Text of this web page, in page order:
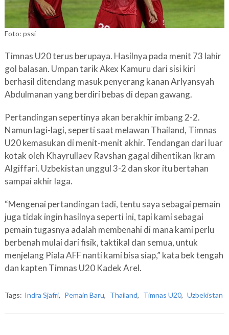
Foto: pssi
Timnas U20 terus berupaya. Hasilnya pada menit 73 lahir
gol balasan. Umpan tarik Akex Kamuru dari sisi kiri
berhasil ditendang masuk penyerang kanan Arlyansyah
Abdulmanan yang berdiri bebas di depan gawang.
Pertandingan sepertinya akan berakhir imbang 2-2.
Namun lagi-lagi, seperti saat melawan Thailand, Timnas
U20 kemasukan di menit-menit akhir. Tendangan dari luar
kotak oleh Khayrullaev Ravshan gagal dihentikan Ikram
Algiffari. Uzbekistan unggul 3-2 dan skor itu bertahan
sampai akhir laga.
“Mengenai pertandingan tadi, tentu saya sebagai pemain
juga tidak ingin hasilnya seperti ini, tapi kami sebagai
pemain tugasnya adalah membenahi di mana kami perlu
berbenah mulai dari fisik, taktikal dan semua, untuk
menjelang Piala AFF nanti kami bisa siap,” kata bek tengah
dan kapten Timnas U20 Kadek Arel.
Tags: Indra Sjafri, Pemain Baru, Thailand, Timnas U20, Uzbekistan